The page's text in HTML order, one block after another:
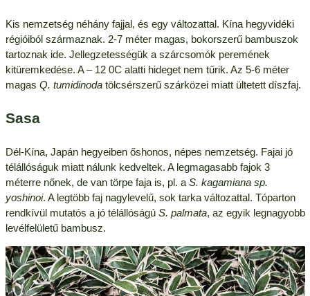
Kis nemzetség néhány fajjal, és egy változattal. Kína hegyvidéki
régióiból származnak. 2-7 méter magas, bokorszerű bambuszok
tartoznak ide. Jellegzetességük a szárcsomók peremének
kitüremkedése. A – 12 0C alatti hideget nem tűrik. Az 5-6 méter
magas Q. tumidinodatölcsérszerű szárközei miatt ültetett díszfaj.
Sasa
Dél-Kína, Japán hegyeiben őshonos, népes nemzetség. Fajai jó
télállóságuk miatt nálunk kedveltek. A legmagasabb fajok 3
méterre nőnek, de van törpe faja is, pl. a S. kagamiana sp.
yoshinoi. A legtöbb faj nagylevelű, sok tarka változattal. Tóparton
rendkívül mutatós a jó télállóságú S. palmata, az egyik legnagyobb
levélfelületű bambusz.